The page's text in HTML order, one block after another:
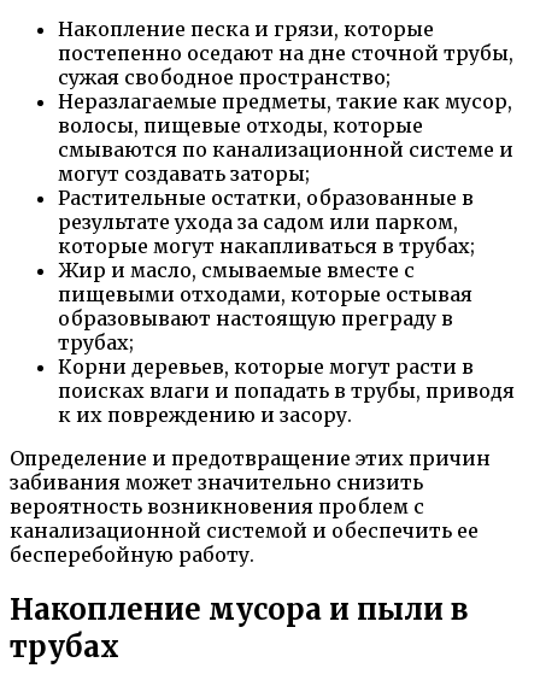
Накопление песка и грязи, которые
постепенно оседают на дне сточной трубы,
сужая свободное пространство;
Неразлагаемые предметы, такие как мусор,
волосы, пищевые отходы, которые
смываются по канализационной системе и
могут создавать заторы;
Растительные остатки, образованные в
результате ухода за садом или парком,
которые могут накапливаться в трубах;
Жир и масло, смываемые вместе с
пищевыми отходами, которые остывая
образовывают настоящую преграду в
трубах;
Корни деревьев, которые могут расти в
поисках влаги и попадать в трубы, приводя
к их повреждению и засору.
Определение и предотвращение этих причин
забивания может значительно снизить
вероятность возникновения проблем с
канализационной системой и обеспечить ее
бесперебойную работу.
Накопление мусора и пыли в
трубах